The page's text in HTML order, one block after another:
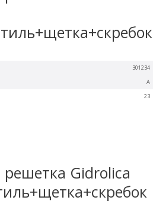
301234
23
A
Gidrolica